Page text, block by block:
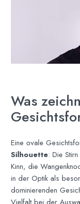
Was
Eine ovale
Silhouette: Die
Kinn, die
in der Optik als
dominierenden